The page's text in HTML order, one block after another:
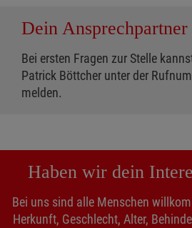
Dein Ansprechpartner
Bei ersten Fragen zur Stelle
Patrick Böttcher unter der
melden.
Haben wir dein
Bei uns sind alle Menschen
Herkunft, Geschlecht, Alter,